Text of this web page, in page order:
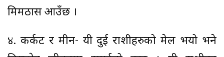
मिमठास आउँछ ।
४. कर्कट र मीन- यी दुई राशीहरुको मेल भयो भने